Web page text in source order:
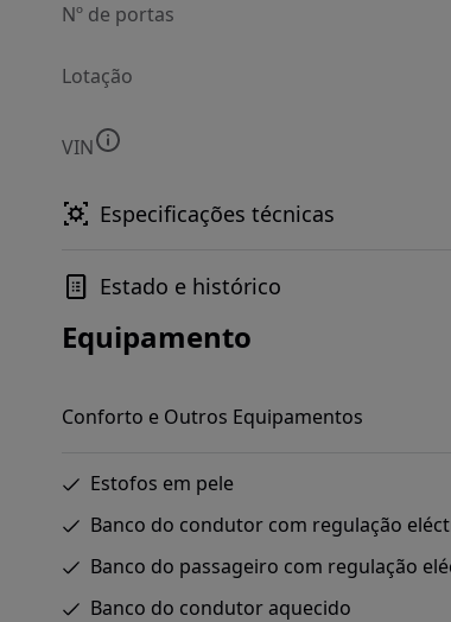
Nº de portas
Lotação
VIN
Especificações técnicas
Estado e histórico
Equipamento
Conforto e Outros Equipamentos
Estofos em pele
Banco do condutor com regulação
Banco do passageiro com regulação
Banco do condutor aquecido